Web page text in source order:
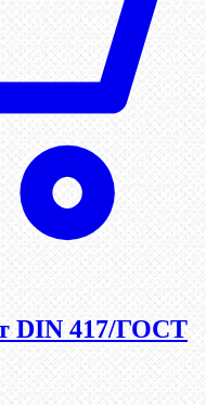
DIN 417/ГОСТ